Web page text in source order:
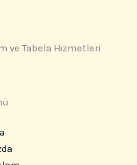
ve Tabela Hizmetleri